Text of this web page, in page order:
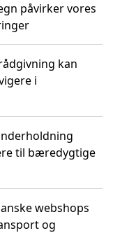
påvirker vores
kan
i
til bæredygtige
webshops
og